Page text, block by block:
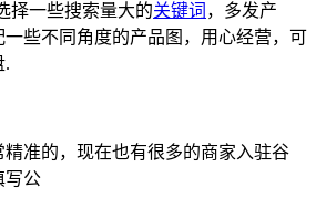
择一些搜索量大的关键词 ，多发产
些不同角度的产品图，用心经营，可
.
准的，现在也有很多的商家入驻谷
写公